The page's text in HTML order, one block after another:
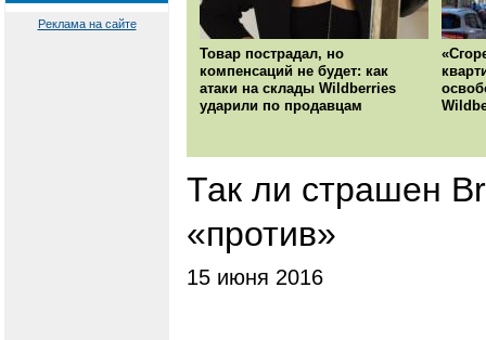
Реклама на сайте
Товар пострадал, но
компенсаций не будет: как
атаки на склады Wildberries
ударили по продавцам
Так ли страшен
«против»
15 июня 2016